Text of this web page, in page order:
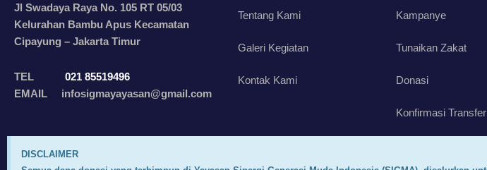
Jl Swadaya Raya No. 105 RT 05/03
Kelurahan Bambu Apus Kecamatan
Cipayung – Jakarta Timur
TEL
021 85519496
EMAIL infosigmayayasan@gmail.com
Tentang Kami
Galeri Kegiatan
Kontak Kami
Kampanye
Tunaikan Zakat
Donasi
Konfirmasi Transfer
DISCLAIMER